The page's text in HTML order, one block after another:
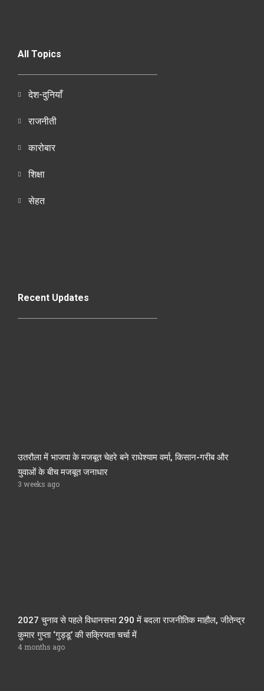
All Topics
देश-दुनियाँ
राजनीती
कारोबार
शिक्षा
सेहत
Recent Updates
उतरौला में भाजपा के मजबूत चेहरे बने राधेश्याम वर्मा, किसान-गरीब और
युवाओं के बीच मजबूत जनाधार
3 weeks ago
2027 चुनाव से पहले विधानसभा 290 में बदला राजनीतिक माहौल, जीतेन्द्र
कुमार गुप्ता ‘गुड्डू’ की सक्रियता चर्चा में
4 months ago